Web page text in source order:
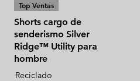
Top Ventas
Shorts cargo de
senderismo Silver
Ridge™ Utility para
hombre
Reciclado